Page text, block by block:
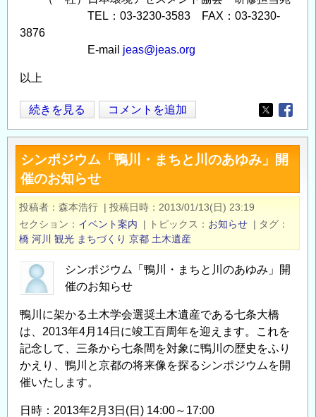
TEL：03-3230-3583 FAX：03-3230-
3876
E-mail jeas@jeas.org
以上
環
境
省
主
催
「環
境
ア
セ
ス
メ
ト
研
修
会」
お
続きを見る コメントを追加
Opens in
シンポジウム「鴨川・まちと川のあゆみ」開
催のお知らせ
投稿者 森本浩行 | 投稿日時
2013/01/13(日) 23:19
セクション
イベント案内 | トピックス お知らせ | タグ
橋 河川 観光 まちづくり 京都 土木遺産
シンポジウム「鴨川・まちと川のあゆみ」開
催のお知らせ
鴨川に架かる土木学会選奨土木遺産である七条大橋
は、2013年4月14日に竣工百周年を迎えます。これを
記念して、三条から七条間を対象に鴨川の歴史をふり
かえり、鴨川と京都の将来像を探るシンポジウムを開
催いたします。
日時：2013年2月3日(日) 14:00～17:00